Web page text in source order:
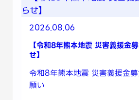
2026.08.06
【令和8年熊本地震 災害義援金
せ】
令和8年熊本地震 災害義援金
願い